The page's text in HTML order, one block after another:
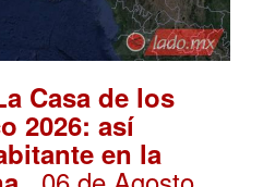
Casa de los
2026: así
en la